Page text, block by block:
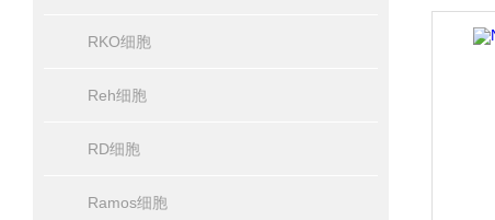
RKO细胞
Reh细胞
RD细胞
Ramos细胞